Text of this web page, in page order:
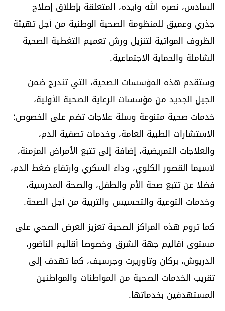
السادس، نصره الله وأيده، المتعلقة بإطلاق إصلاح
جذري وعميق للمنظومة الصحية الوطنية من أجل تهيئة
الظروف المواتية لتنزيل ورش تعميم التغطية الصحية
الشاملة والحماية الاجتماعية.
وستقدم هذه المؤسسات الصحية، التي تندرج ضمن
الجيل الجديد من مؤسسات الرعاية الصحية الأولية،
خدمات صحية متنوعة وسلة علاجات تضم على الخصوص؛
الاستشارات الطبية العامة، وخدمات تصفية الدم،
والعلاجات التمريضية، إضافة إلى تتبع الأمراض المزمنة،
لاسيما القصور الكلوي، وداء السكري وارتفاع ضغط الدم،
فضلا عن تتبع صحة الأم والطفل، والصحة المدرسية،
وخدمات التوعية والتحسيس والتربية من أجل الصحة.
كما تروم هذه المراكز الصحية تعزيز العرض الصحي على
مستوى أقاليم جهة الشرق وخصوصا أقاليم الناضور،
الدريوش، بركان وتاوريرت وجرسيف، كما تهدف إلى
تقريب الخدمات الصحية من المواطنات والمواطنين
المستهدفين بخدماتها.